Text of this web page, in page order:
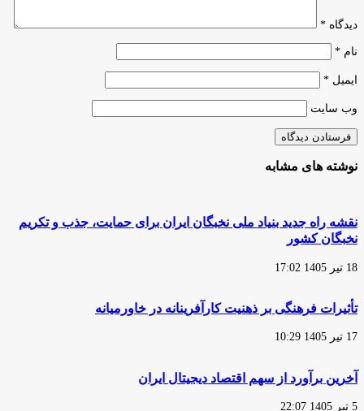
دیدگاه *
نام *
ایمیل *
وب‌ سایت
نوشته های مشابه
نقشه راه جدید بنیاد ملی نخبگان ایران برای حمایت، جذب و تکریم
نخبگان کشور
18 تیر 1405 17:02
تأثیرات فرهنگی بر ذهنیت کارآفرینانه در خاورمیانه
17 تیر 1405 10:29
آخرین برآورد از سهم اقتصاد دیجیتال ایران
5 تیر 1405 22:07